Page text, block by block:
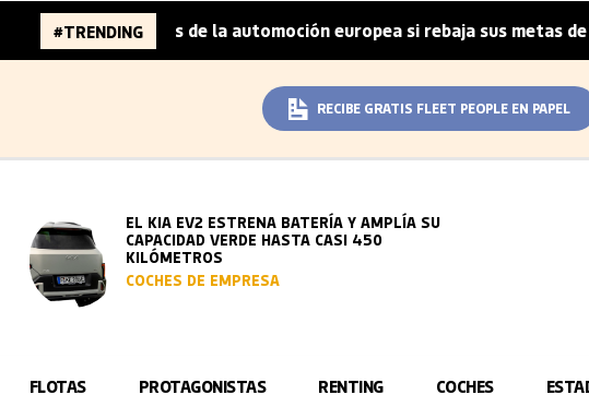
#TRENDING
96.000 millones de la automoción europea si rebaja sus metas de CO₂
RECIBE GRATIS FLEET PEOPLE EN PAPEL
EL KIA EV2 ESTRENA BATERÍA Y AMPLÍA SU
CAPACIDAD VERDE HASTA CASI 450
KILÓMETROS
COCHES DE EMPRESA
FLOTAS PROTAGONISTAS RENTING COCHES